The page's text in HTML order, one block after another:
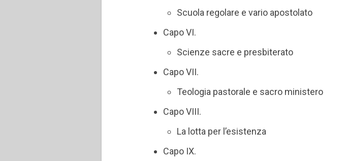
Scuola regolare e vario apostolato
Capo VI.
Scienze sacre e presbiterato
Capo VII.
Teologia pastorale e sacro ministero
Capo VIII.
La lotta per l’esistenza
Capo IX.